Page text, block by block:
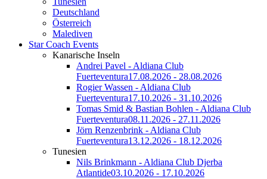
Deutschland
Österreich
Malediven
Star Coach Events
Kanarische Inseln
Andrei Pavel - Aldiana Club
Fuerteventura17.08.2026 - 28.08.2026
Rogier Wassen - Aldiana Club
Fuerteventura17.10.2026 - 31.10.2026
Tomas Smid & Bastian Bohlen - Aldiana Club
Fuerteventura08.11.2026 - 27.11.2026
Jörn Renzenbrink - Aldiana Club
Fuerteventura13.12.2026 - 18.12.2026
Tunesien
Nils Brinkmann - Aldiana Club Djerba
Atlantide03.10.2026 - 17.10.2026